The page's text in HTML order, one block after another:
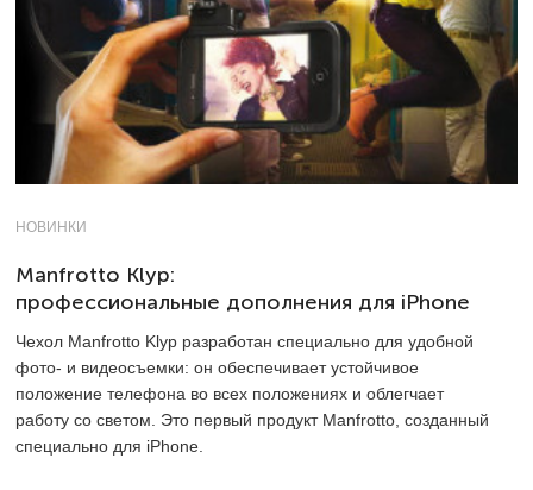
НОВИНКИ
Manfrotto Klyp:
профессиональные дополнения для iPhone
Чехол Manfrotto Klyp разработан специально для удобной
фото- и видеосъемки: он обеспечивает устойчивое
положение телефона во всех положениях и облегчает
работу со светом. Это первый продукт Manfrotto, созданный
специально для iPhone.